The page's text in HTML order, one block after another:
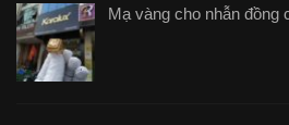
Mạ vàng cho nhẫn đồng